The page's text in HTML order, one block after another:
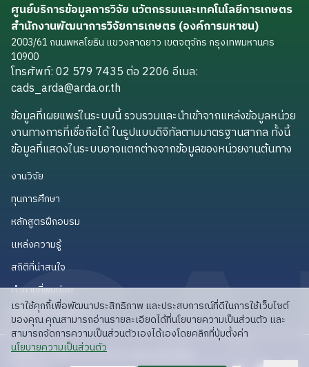
ศูนย์บริการข้อมูลการวิจัย นวัตกรรมและเทคโนโลยีการเกษตร
สำนักงานพัฒนาการวิจัยการเกษตร (องค์การมหาชน)
2003/61 ถนนพหลโยธิน แขวงลาดยาว เขตจตุจักร กรุงเทพมหานคร
10900
โทรศัพท์: 02 579 7435 ต่อ 2206 อีเมล:
cads_arda@arda.or.th
ข้อมูลที่เผยแพร่ในระบบนี้ รวบรวมและนำเข้าจากแหล่งข้อมูลหน่วย
งานทางการที่เชื่อถือได้ ในรูปแบบดิจิทัลตามมาตรฐานสากล ทั้งนี้
ข้อมูลที่แสดงในระบบอาจแตกต่างจากข้อมูลของหน่วยงานต้นทาง
งานวิจัย
ทุนการศึกษา
หลักสูตรฝึกอบรม
แหล่งความรู้แหล่งความรู้
สถิติที่น่าสนใจ
คำถามที่พบบ่อยคำถามที่พบบ่อย
API สำหรับนักพัฒนาAPI สำหรับนักพัฒนา
ลิขสิทธิ์ © 2025 สวก: สำนักงานพัฒนาการวิจัย
เราใช้คุกกี้เพื่อพัฒนาประสิทธิภาพ และประสบการณ์ที่ดีในการใช้เว็บไซต์
ของคุณ คุณสามารถอ่านรายละเอียดได้ที่นโยบายความเป็นส่วนตัว และ
สามารถจัดการความเป็นส่วนตัวเองได้เองโดยคลิกที่ปุ่มตั้งค่า
read privacy policy
นโยบายความเป็นส่วนตัว